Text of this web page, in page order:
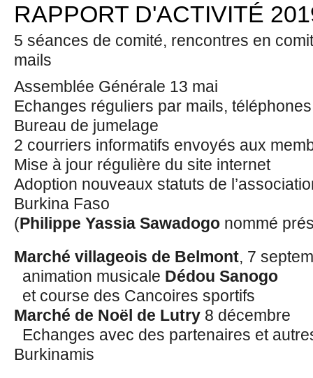
RAPPORT D'ACTIVITÉ
5 séances de comité, rencontres en
mails
Assemblée Générale 13 mai
Echanges réguliers par mails,
Bureau de jumelage
2 courriers informatifs envoyés aux
Mise à jour régulière du site internet
Adoption nouveaux statuts de
Burkina Faso
(Philippe Yassia Sawadogo nommé
Marché villageois de Belmont, 7
animation musicale Dédou Sanogo
et course des Cancoires sportifs
Marché de Noël de Lutry 8 décembre
Echanges avec des partenaires et
Burkinamis